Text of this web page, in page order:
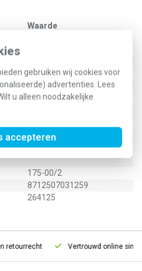
gebruiken wij cookies voor
advertenties. Lees
Wilt u alleen noodzakelijke
accepteren
Waarde
5 Millimeter
Geen (onbehandeld)
Nee
0
175-00/2
8712507031259
264125
retourrecht Vertrouwd online sinds